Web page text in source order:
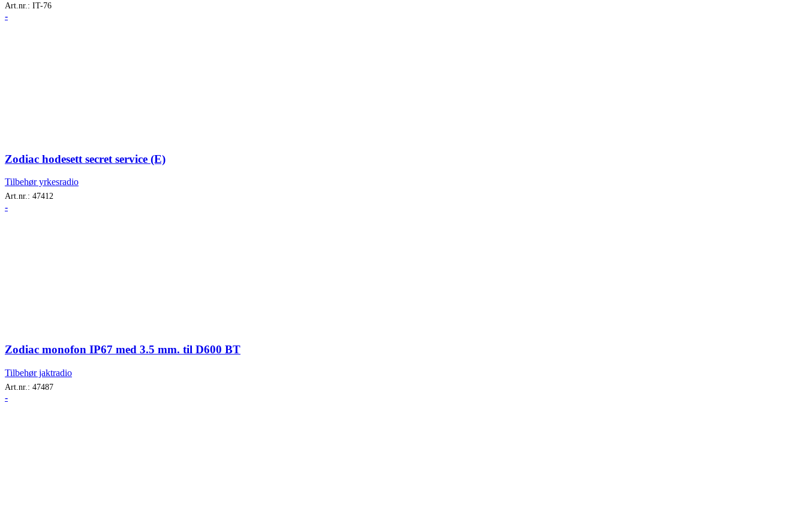
Art.nr.: IT-76
-
Zodiac hodesett secret service (E)
Tilbehør yrkesradio
Art.nr.: 47412
-
Zodiac monofon IP67 med 3.5 mm. til D600 BT
Tilbehør jaktradio
Art.nr.: 47487
-